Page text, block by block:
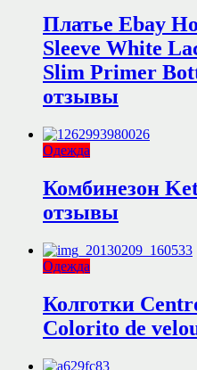
Платье Ebay
Sleeve White
Slim Primer
отзывы
Одежда
Комбинезон
отзывы
Одежда
Колготки
Colorito de